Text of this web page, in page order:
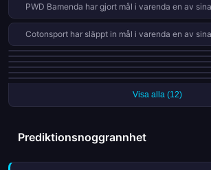
PWD Bamenda har gjort mål i varenda en av
Cotonsport har släppt in mål i varenda en av
Victoria United har släppt in mål i varenda en av
Union Douala har vunnit bara 0 av 15
Dynamo de Douala har släppt in mål i varenda en
matcher
Victoria United vinner 63% hemma men bara 20%
Union Douala har fått 5 röda kort i 30 matcher
Visa alla (12)
Prediktionsnoggrannhet